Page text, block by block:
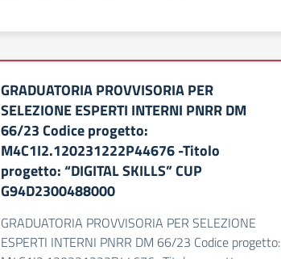
GRADUATORIA PROVVISORIA PER
SELEZIONE ESPERTI INTERNI PNRR DM
66/23 Codice progetto:
M4C1I2.120231222P44676 -Titolo
progetto: “DIGITAL SKILLS” CUP
G94D2300488000
GRADUATORIA PROVVISORIA PER SELEZIONE
ESPERTI INTERNI PNRR DM 66/23 Codice progetto: